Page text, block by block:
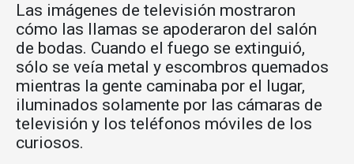
Las imágenes de televisión mostraron
cómo las llamas se apoderaron del salón
de bodas. Cuando el fuego se extinguió,
sólo se veía metal y escombros quemados
mientras la gente caminaba por el lugar,
iluminados solamente por las cámaras de
televisión y los teléfonos móviles de los
curiosos.